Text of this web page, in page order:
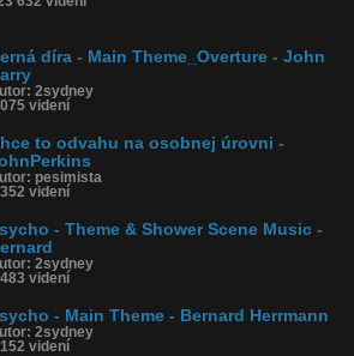
díra - Main Theme_Overture - John
2sydney
videní
to odvahu na osobnej úrovni -
pesimista
videní
- Theme & Shower Scene Music -
2sydney
videní
- Main Theme - Bernard Herrmann
2sydney
videní